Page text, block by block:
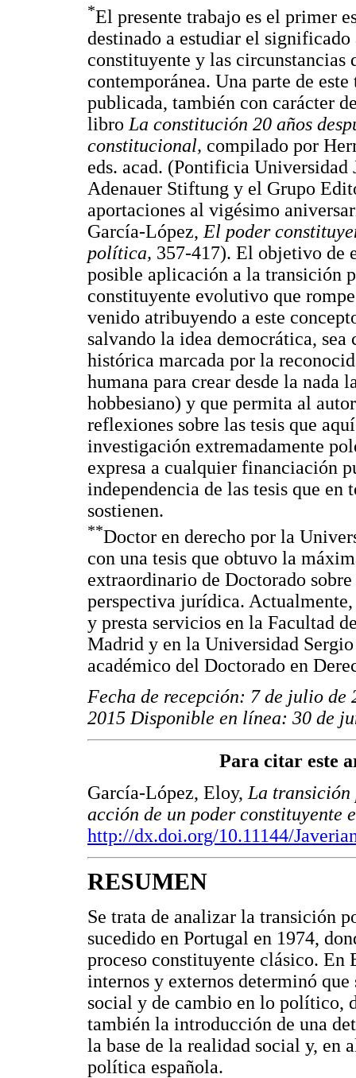
*El presente trabajo es el primer
destinado a estudiar el
constituyente y las
contemporánea. Una parte de
publicada, también con carácter
libro La constitución 20 años
constitucional, compilado por
eds. acad. (Pontificia
Adenauer Stiftung y el Grupo
aportaciones al vigésimo
García-López, El poder
política, 357-417). El objetivo de
posible aplicación a la transición
constituyente evolutivo que
venido atribuyendo a este
salvando la idea democrática,
histórica marcada por la
humana para crear desde la
hobbesiano) y que permita al
reflexiones sobre las tesis que
investigación extremadamente
expresa a cualquier financiación
independencia de las tesis que en
sostienen.
**Doctor en derecho por la
con una tesis que obtuvo la
extraordinario de Doctorado
perspectiva jurídica.
y presta servicios en la Facultad
Madrid y en la Universidad
académico del Doctorado en
Fecha de recepción: 7 de julio de
2015 Disponible en línea: 30 de
Para citar este
García-López, Eloy, La transición
acción de un poder constituyente
http://dx.doi.org/10.11144/
RESUMEN
Se trata de analizar la transición
sucedido en Portugal en 1974,
proceso constituyente clásico. En
internos y externos determinó
social y de cambio en lo político,
también la introducción de una
la base de la realidad social y, en
política española.